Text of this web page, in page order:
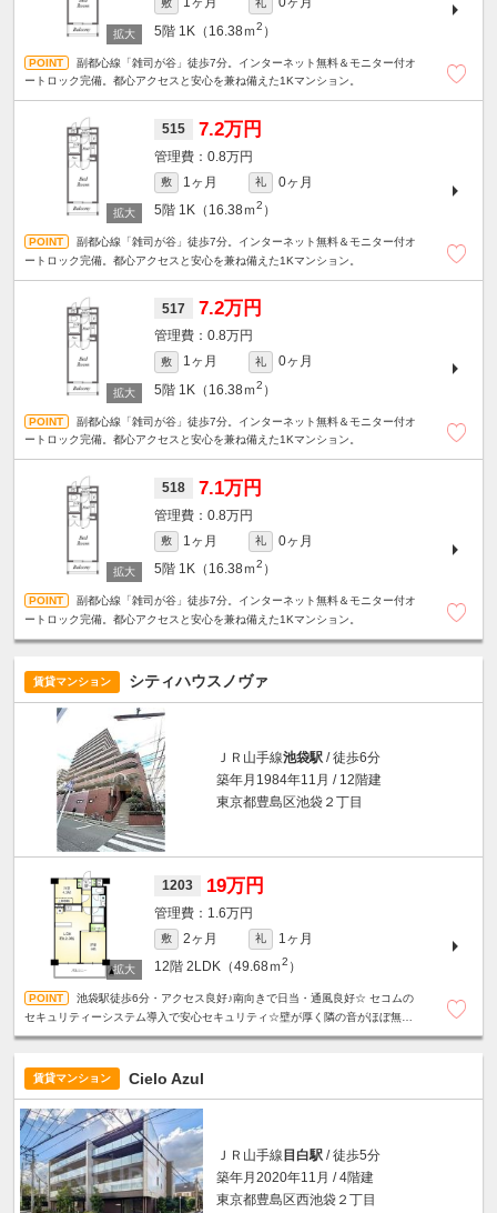
敷 礼
5階 1K（16.38ｍ2 ）
副都心線「雑司が谷」徒歩7分。インターネット無料＆モニター付オ
ートロック完備。都心アクセスと安心を兼ね備えた1Kマンション。
515 7.2万円
0.8万円
敷 1ヶ月 礼
0ヶ月
5階 1K（16.38ｍ2 ）
副都心線「雑司が谷」徒歩7分。インターネット無料＆モニター付オ
ートロック完備。都心アクセスと安心を兼ね備えた1Kマンション。
517 7.2万円
0.8万円
敷 1ヶ月 礼
0ヶ月
5階 1K（16.38ｍ2 ）
副都心線「雑司が谷」徒歩7分。インターネット無料＆モニター付オ
ートロック完備。都心アクセスと安心を兼ね備えた1Kマンション。
518 7.1万円
0.8万円
敷 1ヶ月 礼
0ヶ月
5階 1K（16.38ｍ2 ）
副都心線「雑司が谷」徒歩7分。インターネット無料＆モニター付オ
ートロック完備。都心アクセスと安心を兼ね備えた1Kマンション。
賃貸マンション シティハウスノヴァ
ＪＲ山手線池袋駅 / 徒歩6分
築年月1984年11月 / 12階建
東京都豊島区池袋２丁目
1203 19万円
1.6万円
敷 2ヶ月 礼
1ヶ月
12階 2LDK（49.68ｍ2 ）
池袋駅徒歩6分・アクセス良好♪南向きで日当・通風良好☆ セコムの
セキュリティーシステム導入で安心セキュリティ☆壁が厚く隣の音がほぼ無し
賃貸マンション Cielo Azul
ＪＲ山手線目白駅 / 徒歩5分
築年月2020年11月 / 4階建
東京都豊島区西池袋２丁目